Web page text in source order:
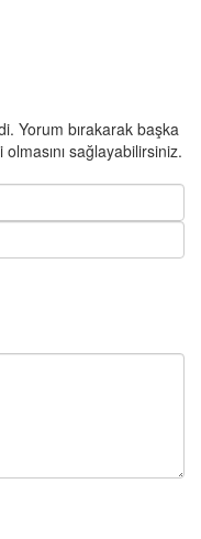
Yorum bırakarak başka
olmasını sağlayabilirsiniz.